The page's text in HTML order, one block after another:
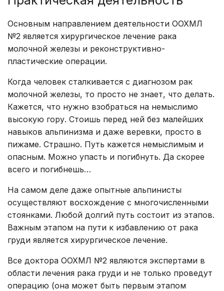
Основным направлением деятельности ООХМЛ
№2 является хирургическое лечение рака
молочной железы и реконструктивно-
пластические операции.
Когда человек сталкивается с диагнозом рак
молочной железы, то просто не знает, что делать.
Кажется, что нужно взобраться на немыслимо
высокую гору. Стоишь перед ней без малейших
навыков альпинизма и даже веревки, просто в
пижаме. Страшно. Путь кажется немыслимым и
опасным. Можно упасть и погибнуть. Да скорее
всего и погибнешь…
На самом деле даже опытные альпинисты
осуществляют восхождение с многочисленными
стоянками. Любой долгий путь состоит из этапов.
Важным этапом на пути к избавлению от рака
груди является хирургическое лечение.
Все доктора ООХМЛ №2 являются экспертами в
области лечения рака груди и не только проведут
операцию (она может быть первым этапом